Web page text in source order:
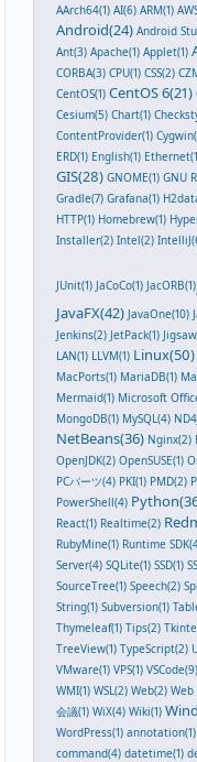
AArch64(1) AI(6) ARM(1)
Android(24) Android
Ant(3) Apache(1) Applet(1)
CORBA(3) CPU(1) CSS(2)
CentOS(1) CentOS 6(21)
Cesium(5) Chart(1)
ContentProvider(1)
ERD(1) English(1)
GIS(28) GNOME(1) GNU
Gradle(7) Grafana(1)
HTTP(1) Homebrew(1)
Installer(2) Intel(2)
JUnit(1) JaCoCo(1) JacORB(1)
JavaFX(42) JavaOne(10)
Jenkins(2) JetPack(1)
LAN(1) LLVM(1) Linux(50)
MacPorts(1) MariaDB(1)
Mermaid(1) Microsoft
MongoDB(1) MySQL(4)
NetBeans(36) Nginx(2)
OpenJDK(2) OpenSUSE(1)
PCパーツ(4) PKI(1) PMD(2)
PowerShell(4)
React(1) Realtime(2)
RubyMine(1) Runtime
Server(4) SQLite(1) SSD(1)
SourceTree(1) Speech(2)
String(1) Subversion(1)
Thymeleaf(1) Tips(2)
TreeView(1) TypeScript(2)
VMware(1) VPS(1) VSCode(9)
WMI(1) WSL(2) Web(2)
会議(1) WiX(4) Wiki(1)
WordPress(1) annotation(1)
command(4) datetime(1)